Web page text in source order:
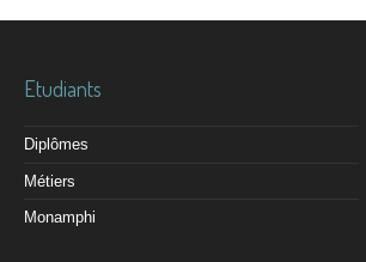
Etudiants
Diplômes
Métiers
Monamphi